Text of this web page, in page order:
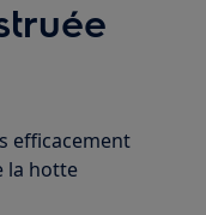
efficacement
la hotte